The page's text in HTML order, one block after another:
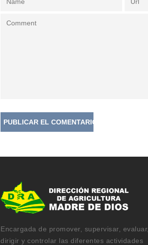
Encargada de promover, supervisar, evaluar,
dirigir y controlar las diferentes actividades